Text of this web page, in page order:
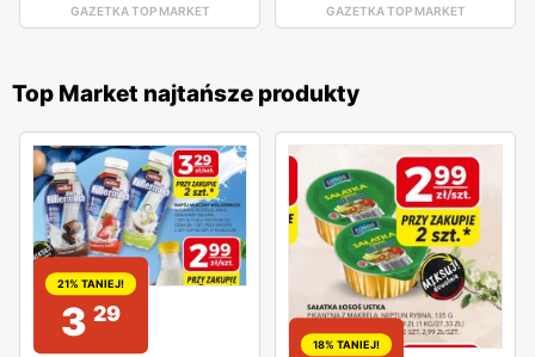
GAZETKA TOP MARKET GAZETKA TOP MARKET
Top Market najtańsze produkty
21% TANIEJ!
3 29
18% TANIEJ!